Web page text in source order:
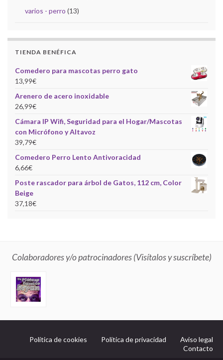
varios - perro (13)
TIENDA BENÉFICA
Comedero para mascotas perro gato
13,99€
Arenero de acero inoxidable
26,99€
Cámara IP Wifi, Seguridad para el Hogar/Mascotas
con Micrófono y Altavoz
39,79€
Comedero Perro Lento Antivoracidad
6,66€
Poste rascador para árbol de Gatos, 112 cm, Color
Beige
37,18€
Colaboradores y/o patrocinadores (Visítalos y suscríbete)
Política de cookies Política de privacidad
Aviso legal
Contacto